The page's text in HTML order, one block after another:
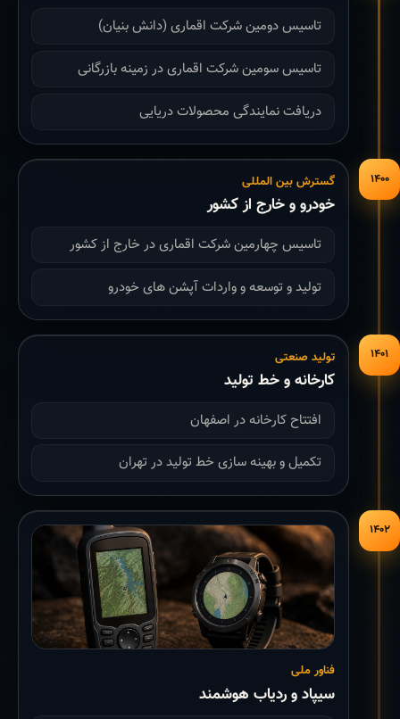
تاسیس دومین شرکت اقماری (دانش بنیان)
تاسیس سومین شرکت اقماری در زمینه بازرگانی
دریافت نمایندگی محصولات دریایی
۱۴۰۰ گسترش بین المللی
خودرو و خارج از کشور
تاسیس چهارمین شرکت اقماری در خارج از کشور
تولید و توسعه و واردات آپشن های خودرو
۱۴۰۱ تولید صنعتی
کارخانه و خط تولید
افتتاح کارخانه در اصفهان
تکمیل و بهینه سازی خط تولید در تهران
۱۴۰۲
فناور ملی
سیپاد و ردیاب هوشمند